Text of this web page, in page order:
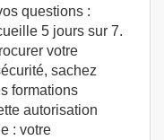
questions :
5 jours sur 7.
votre
sachez
formations
autorisation
: votre